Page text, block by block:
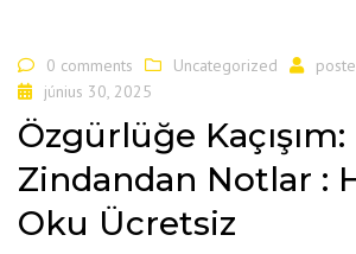
0 comments Uncategorized
június 30, 2025
Özgürlüğe Kaçışım:
Zindandan Notlar :
Oku Ücretsiz